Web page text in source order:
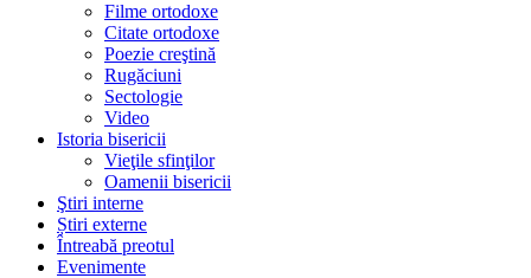
Filme ortodoxe
Citate ortodoxe
Poezie creştină
Rugăciuni
Sectologie
Video
Istoria bisericii
Vieţile sfinţilor
Oamenii bisericii
Ştiri interne
Știri externe
Întreabă preotul
Evenimente